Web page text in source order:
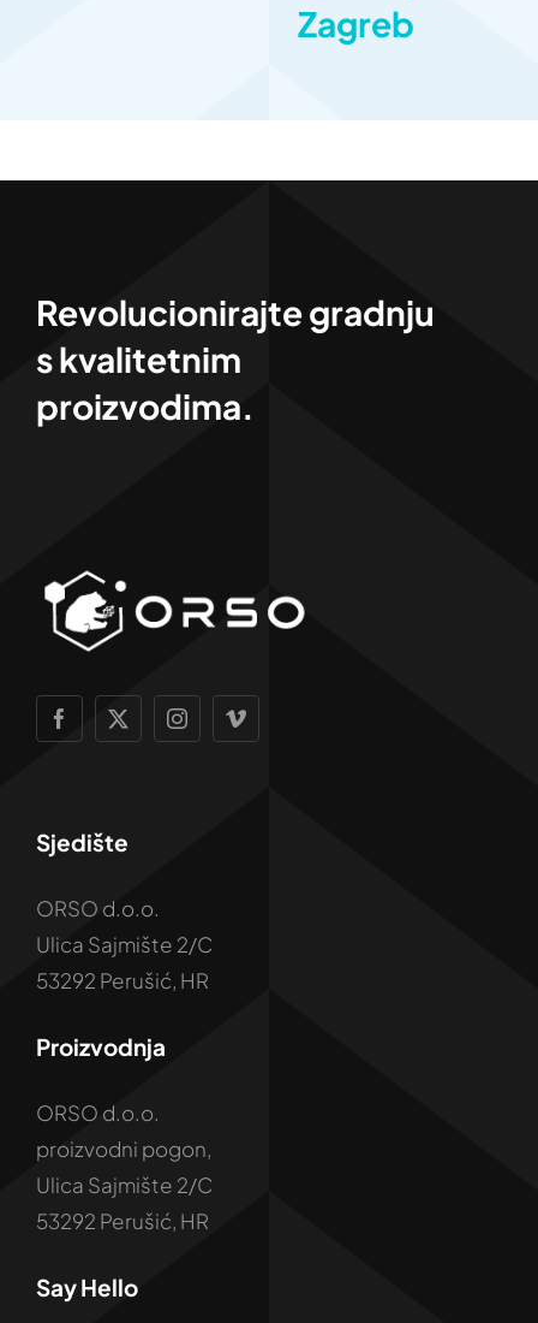
Zagreb
Revolucionirajte gradnju
s kvalitetnim
proizvodima.
Sjedište
ORSO d.o.o.
Ulica Sajmište 2/C
53292 Perušić, HR
Proizvodnja
ORSO d.o.o.
proizvodni pogon,
Ulica Sajmište 2/C
53292 Perušić, HR
Say Hello